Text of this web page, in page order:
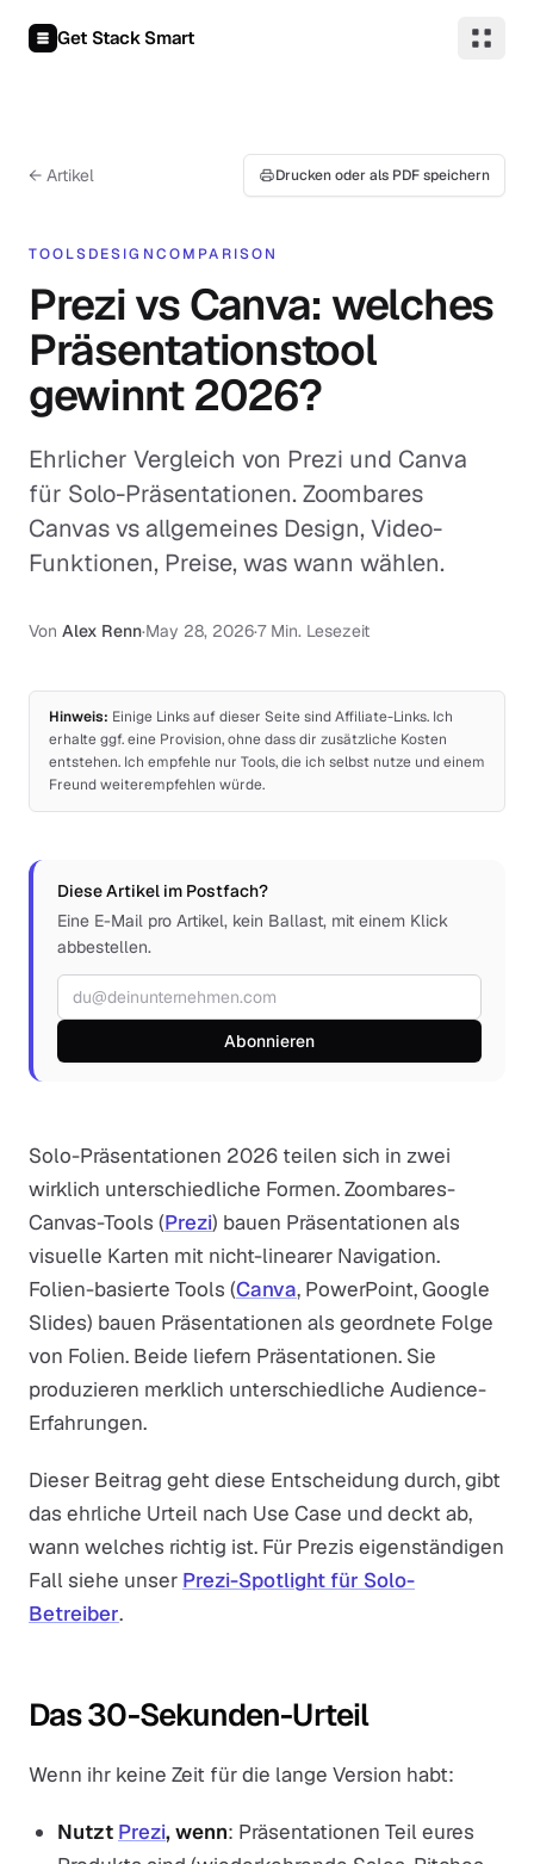
Get Stack Smart
← Artikel Drucken oder als PDF speichern
TOOLSDESIGNCOMPARISON
Prezi vs Canva: welches
Präsentationstool
gewinnt 2026?
Ehrlicher Vergleich von Prezi und Canva
für Solo-Präsentationen. Zoombares
Canvas vs allgemeines Design, Video-
Funktionen, Preise, was wann wählen.
Von Alex Renn·May 28, 2026·7 Min. Lesezeit
Hinweis: Einige Links auf dieser Seite sind Affiliate-Links. Ich
erhalte ggf. eine Provision, ohne dass dir zusätzliche Kosten
entstehen. Ich empfehle nur Tools, die ich selbst nutze und einem
Freund weiterempfehlen würde.
Diese Artikel im Postfach?
Eine E-Mail pro Artikel, kein Ballast, mit einem Klick
abbestellen.
E-Mail-Adresse
Abonnieren
Solo-Präsentationen 2026 teilen sich in zwei
wirklich unterschiedliche Formen. Zoombares-
Canvas-Tools (Prezi) bauen Präsentationen als
visuelle Karten mit nicht-linearer Navigation.
Folien-basierte Tools (Canva, PowerPoint, Google
Slides) bauen Präsentationen als geordnete Folge
von Folien. Beide liefern Präsentationen. Sie
produzieren merklich unterschiedliche Audience-
Erfahrungen.
Dieser Beitrag geht diese Entscheidung durch, gibt
das ehrliche Urteil nach Use Case und deckt ab,
wann welches richtig ist. Für Prezis eigenständigen
Fall siehe unser Prezi-Spotlight für Solo-
Betreiber.
Das 30-Sekunden-Urteil
Wenn ihr keine Zeit für die lange Version habt:
Nutzt Prezi, wenn: Präsentationen Teil eures